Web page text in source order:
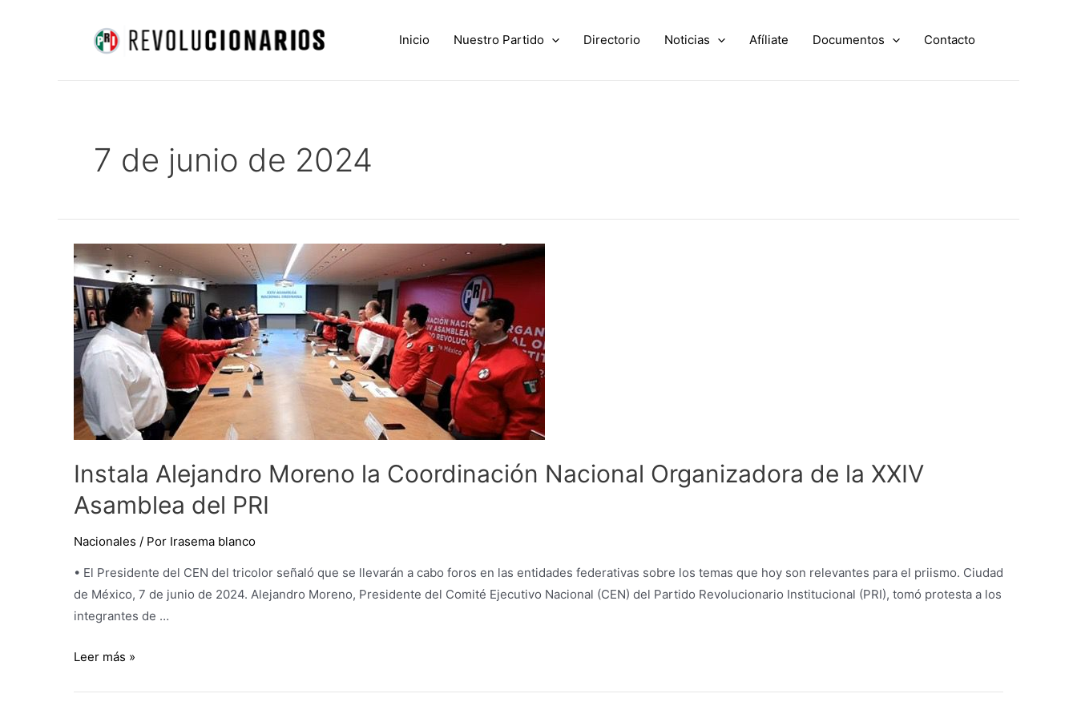
Inicio Nuestro Partido Directorio Noticias Afíliate Documentos Contacto
7 de junio de 2024
Instala Alejandro Moreno la Coordinación Nacional Organizadora de la XXIV
Asamblea del PRI
Nacionales / Por Irasema blanco
• El Presidente del CEN del tricolor señaló que se llevarán a cabo foros en las entidades federativas sobre los temas que hoy son relevantes para el priismo. Ciudad
de México, 7 de junio de 2024. Alejandro Moreno, Presidente del Comité Ejecutivo Nacional (CEN) del Partido Revolucionario Institucional (PRI), tomó protesta a los
integrantes de …
Instala
Alejandro
Moreno
la
Coordinación
Nacional
Organizadora
de
la
Asamblea
PRI
Leer más »